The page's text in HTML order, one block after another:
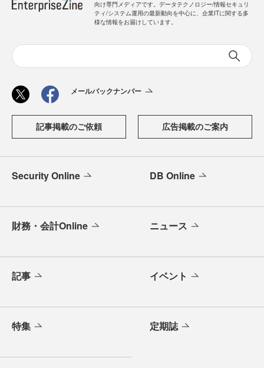
向け専門メディアです。データテクノロジー/情報セキュリ
ティ/システム運用の最新動向を中心に、企業ITに関する多
様な情報をお届けしています。
メールバックナンバー
記事掲載のご依頼 広告掲載のご案内
Security Online DB Online
財務・会計Online ニュース
記事 イベント
特集 定期誌